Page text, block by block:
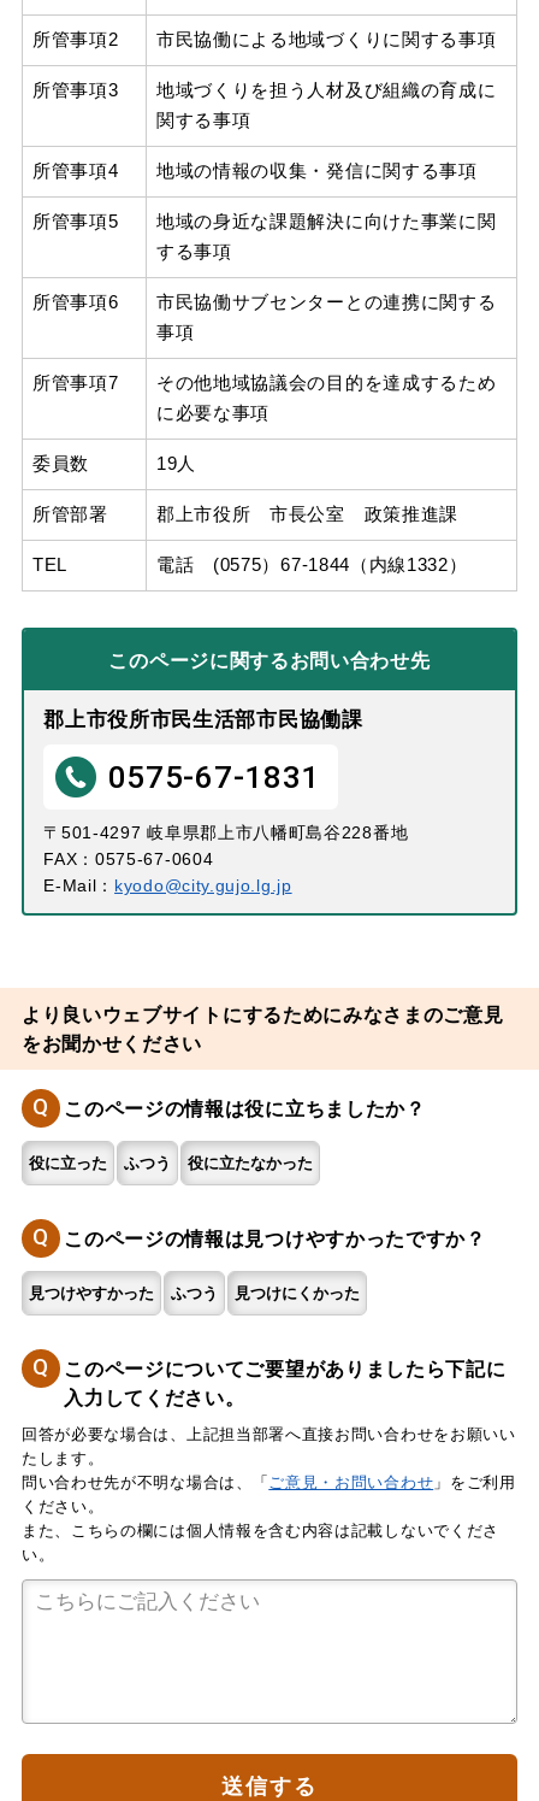
所管事項2 市民協働による地域づくりに関する事項
所管事項3
地域づくりを担う人材及び組織の育成に
関する事項
所管事項4 地域の情報の収集・発信に関する事項
所管事項5
地域の身近な課題解決に向けた事業に関
する事項
所管事項6
市民協働サブセンターとの連携に関する
事項
所管事項7
その他地域協議会の目的を達成するため
に必要な事項
委員数 19人
所管部署 郡上市役所 市長公室 政策推進課
TEL 電話 (0575）67-1844（内線1332）
このページに関するお問い合わせ先
郡上市役所市民生活部市民協働課
0575-67-1831
〒501-4297 岐阜県郡上市八幡町島谷228番地
FAX：0575-67-0604
E-Mail： kyodo@city.gujo.lg.jp
より良いウェブサイトにするためにみなさまのご意見
をお聞かせください
Q このページの情報は役に立ちましたか？
役に立った ふつう 役に立たなかった
Q このページの情報は見つけやすかったですか？
見つけやすかった ふつう 見つけにくかった
Q
このページについてご要望がありましたら下記に
入力してください。
回答が必要な場合は、上記担当部署へ直接お問い合わせをお願いい
たします。
問い合わせ先が不明な場合は、「 ご意見・お問い合わせ 」をご利用
ください。
また、こちらの欄には個人情報を含む内容は記載しないでくださ
い。
送信する